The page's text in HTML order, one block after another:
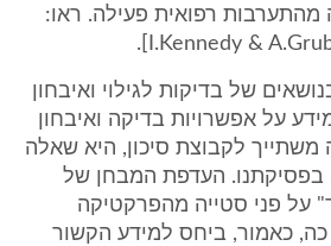
מהתערבות רפואית פעילה. ראו:
I.Kennedy &
של בדיקות לגילוי ואיבחון
על אפשרויות בדיקה ואיבחון
משתייך לקבוצת סיכון, היא שאלה
בפסיקתנו. העדפת המבחן של
על פני סטייה מהפרקטיקה
כאמור, ביחס למידע הקשור